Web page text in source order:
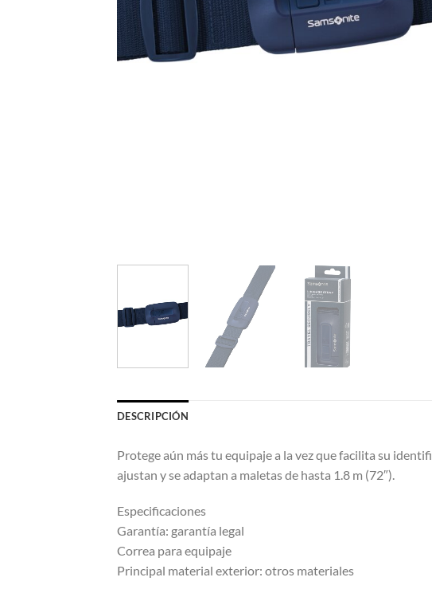
DESCRIPCIÓN
Protege aún más tu equipaje a la vez que facilita su
ajustan y se adaptan a maletas de hasta 1.8 m (72″).
Especificaciones
Garantía: garantía legal
Correa para equipaje
Principal material exterior: otros materiales